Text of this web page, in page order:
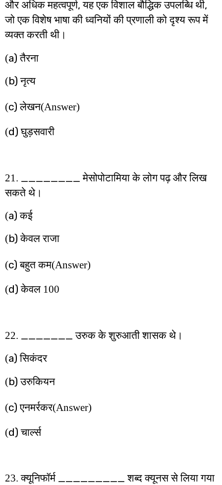
और अधिक महत्वपूर्ण,यह एक विशाल बौद्धिक उपलब्धि थी,
जो एक विशेष भाषा की ध्वनियों की प्रणाली को दृश्य रूप में
व्यक्त करती थी।
(a)तैरना
(b)नृत्य
(c)लेखन(Answer)
(d)घुड़सवारी
21. ________मेसोपोटामिया के लोग पढ़ और लिख
सकते थे।
(a)कई
(b)केवल राजा
(c)बहुत कम(Answer)
(d)केवल 100
22. _______उरुक के शुरुआती शासक थे।
(a)सिकंदर
(b)उरुकियन
(c)एनमर्रकर(Answer)
(d)चार्ल्स
23. क्यूनिफॉर्म _________शब्द क्यूनस से लिया गया